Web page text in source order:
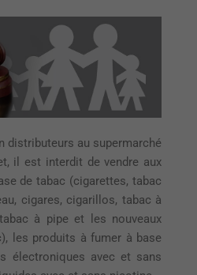
distributeurs au supermarché
il est interdit de vendre aux
de tabac (cigarettes, tabac
cigares, cigarillos, tabac à
à pipe et les nouveaux
les produits à fumer à base
électroniques avec et sans